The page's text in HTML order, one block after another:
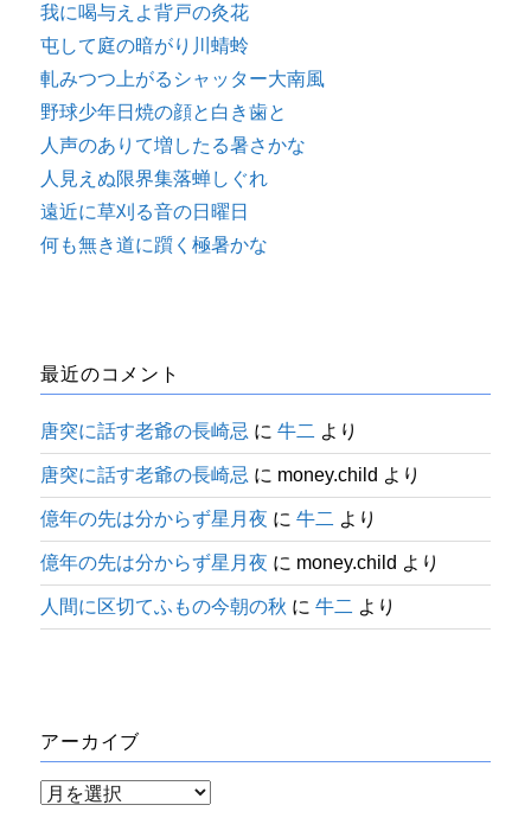
我に喝与えよ背戸の灸花
屯して庭の暗がり川蜻蛉
軋みつつ上がるシャッター大南風
野球少年日焼の顔と白き歯と
人声のありて増したる暑さかな
人見えぬ限界集落蝉しぐれ
遠近に草刈る音の日曜日
何も無き道に躓く極暑かな
最近のコメント
唐突に話す老爺の長崎忌 に牛二 より
唐突に話す老爺の長崎忌 に money.child より
億年の先は分からず星月夜 に牛二 より
億年の先は分からず星月夜 に money.child より
人間に区切てふもの今朝の秋 に牛二 より
アーカイブ
ア